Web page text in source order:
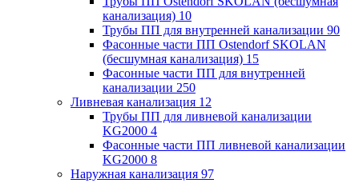
канализация) 10
Трубы ПП для внутренней канализации 90
Фасонные части ПП Ostendorf SKOLAN
(бесшумная канализация) 15
Фасонные части ПП для внутренней
канализации 250
Ливневая канализация 12
Трубы ПП для ливневой канализации
KG2000 4
Фасонные части ПП ливневой канализации
KG2000 8
Наружная канализация 97